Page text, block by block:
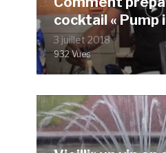
cocktail « Pump
3 juillet 2018
932 Vues